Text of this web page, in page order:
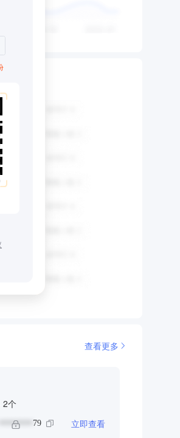
查看更多
2个
******** 79 立即查看